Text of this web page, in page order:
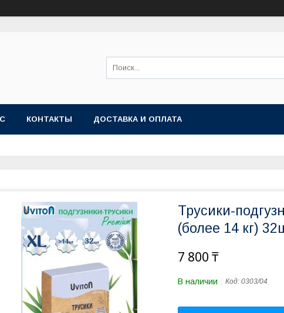
КОНТАКТЫ ДОСТАВКА И ОПЛАТА
Трусики-
(более 14 кг)
7 800 ₸
В наличии Код: 0303/04